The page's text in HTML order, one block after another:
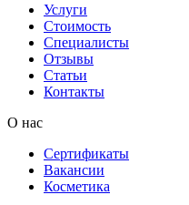
Услуги
Стоимость
Специалисты
Отзывы
Статьи
Контакты
О нас
Сертификаты
Вакансии
Косметика